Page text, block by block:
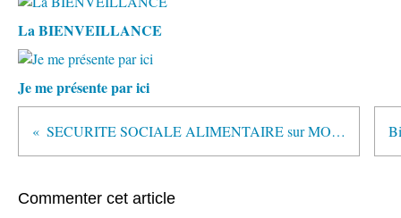
La BIENVEILLANCE
Je me présente par ici
SECURITE SOCIALE ALIMENTAIRE sur MONTPELLIER
Commenter cet article